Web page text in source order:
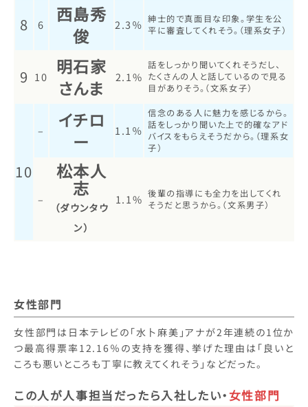
8 6
西島秀
俊
2.3％ 紳士的で真面目な印象。学生を公
平に審査してくれそう。（理系女子）
9 10
明石家
さんま
2.1%
話をしっかり聞いてくれそうだし、
たくさんの人と話しているので見る
目がありそう。（文系女子）
10
–
イチロ
ー
1.1％
信念のある人に魅力を感じるから。
話をしっかり聞いた上で的確なアド
バイスをもらえそうだから。（理系女
子）
–
松本人
志
（ダウンタウ
ン）
1.1% 後輩の指導にも全力を出してくれ
そうだと思うから。（文系男子）
女性部門
女性部門は日本テレビの「水卜麻美」アナが2年連続の1位か
つ最高得票率12.16％の支持を獲得、挙げた理由は「良いと
ころも悪いところも丁寧に教えてくれそう」などだった。
この人が人事担当だったら入社したい・女性部門